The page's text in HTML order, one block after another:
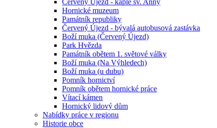
Červený Újezd - kaple sv. Anny
Hornické muzeum
Památník republiky
Červený Újezd - bývalá autobusová zastávka
Boží muka (Červený Újezd)
Park Hvězda
Památník obětem 1. světové války
Boží muka (Na Výhledech)
Boží muka (u dubu)
Pomník hornictví
Pomník obětem hornické práce
Vítací kámen
Hornický lidový dům
Nabídky práce v regionu
Historie obce